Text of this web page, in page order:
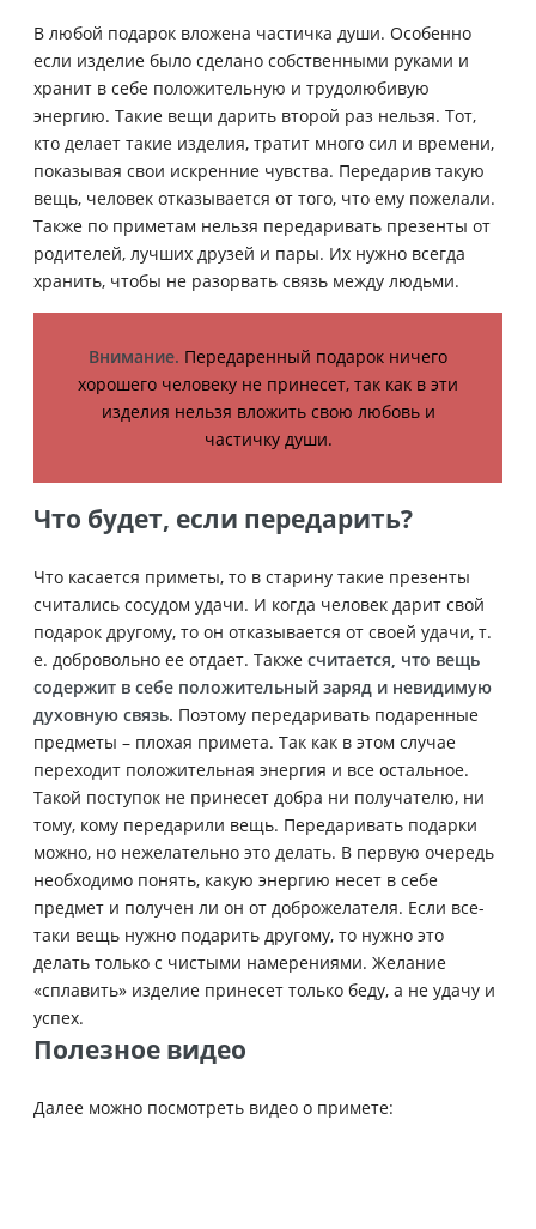
В любой подарок вложена частичка души. Особенно
если изделие было сделано собственными руками и
хранит в себе положительную и трудолюбивую
энергию. Такие вещи дарить второй раз нельзя. Тот,
кто делает такие изделия, тратит много сил и времени,
показывая свои искренние чувства. Передарив такую
вещь, человек отказывается от того, что ему пожелали.
Также по приметам нельзя передаривать презенты от
родителей, лучших друзей и пары. Их нужно всегда
хранить, чтобы не разорвать связь между людьми.
Внимание. Передаренный подарок ничего
хорошего человеку не принесет, так как в эти
изделия нельзя вложить свою любовь и
частичку души.
Что будет, если передарить?
Что касается приметы, то в старину такие презенты
считались сосудом удачи. И когда человек дарит свой
подарок другому, то он отказывается от своей удачи, т.
е. добровольно ее отдает. Также считается, что вещь
содержит в себе положительный заряд и невидимую
духовную связь. Поэтому передаривать подаренные
предметы – плохая примета. Так как в этом случае
переходит положительная энергия и все остальное.
Такой поступок не принесет добра ни получателю, ни
тому, кому передарили вещь. Передаривать подарки
можно, но нежелательно это делать. В первую очередь
необходимо понять, какую энергию несет в себе
предмет и получен ли он от доброжелателя. Если все-
таки вещь нужно подарить другому, то нужно это
делать только с чистыми намерениями. Желание
«сплавить» изделие принесет только беду, а не удачу и
успех.
Полезное видео
Далее можно посмотреть видео о примете: